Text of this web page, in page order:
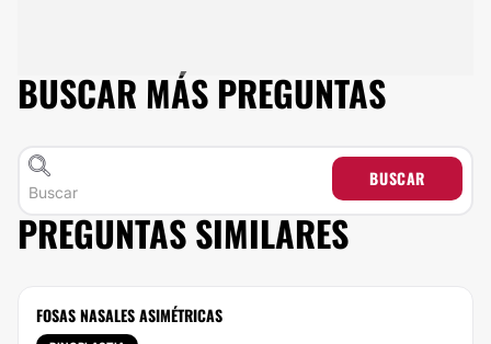
BUSCAR MÁS PREGUNTAS
BUSCAR
PREGUNTAS SIMILARES
FOSAS NASALES ASIMÉTRICAS